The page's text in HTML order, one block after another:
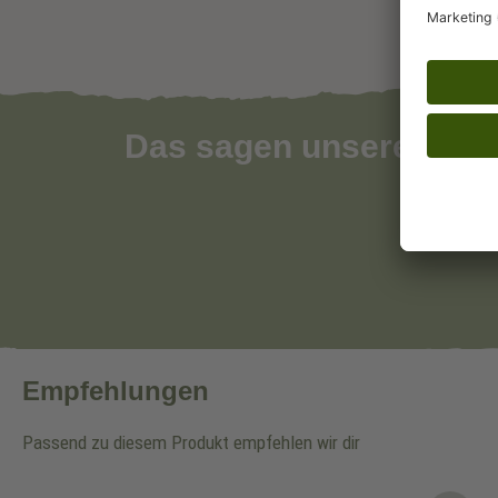
Das sagen unsere
Empfehlungen
Passend zu diesem Produkt empfehlen wir dir